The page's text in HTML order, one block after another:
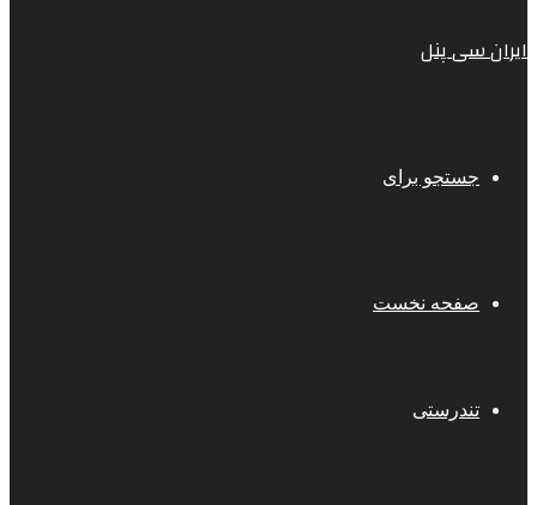
ایران سی پنل
جستجو برای
صفحه نخست
تندرستی